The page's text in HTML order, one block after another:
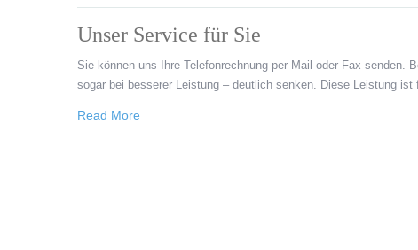
Unser Service für Sie
Sie können uns Ihre Telefonrechnung per Mail oder Fax senden.
sogar bei besserer Leistung – deutlich senken. Diese Leistung ist
Read More